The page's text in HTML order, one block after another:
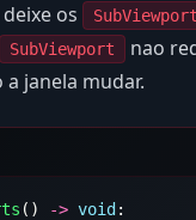
os
SubViewport
nao
janela mudar.
() -> void